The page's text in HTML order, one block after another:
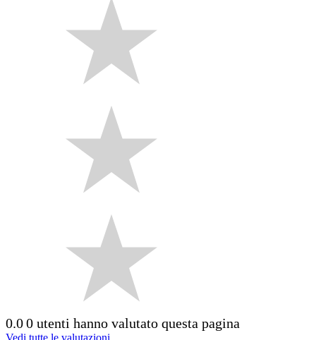
0.00 utenti hanno valutato questa pagina
Vedi tutte le valutazioni